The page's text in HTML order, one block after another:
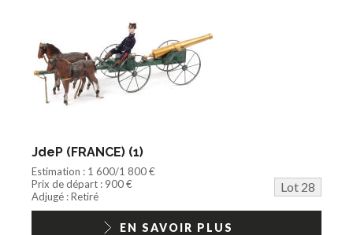
JdeP (FRANCE) (1)
Estimation : 1 600/1 800 €
Prix de départ : 900 €
Lot 28
Adjugé : Retiré
EN SAVOIR PLUS